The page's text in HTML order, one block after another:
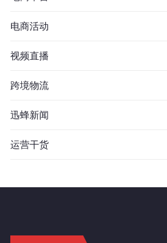
电商活动
视频直播
跨境物流
迅蜂新闻
运营干货